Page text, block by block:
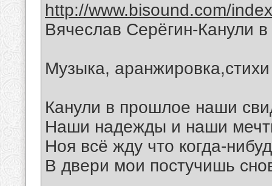
http://www.bisound.com/
Вячеслав Серёгин-Канули
Музыка,
Канули в прошлое наши
Наши надежды и наши
Ноя всё жду что когда-
В двери мои постучишь